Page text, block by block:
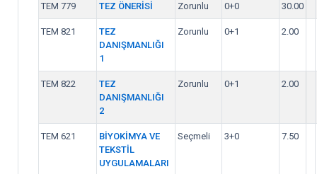
TEM 779 TEZ ÖNERİSİ Zorunlu 0+0 30.00
TEM 821
TEZ
DANIŞMANLIĞI
1
Zorunlu 0+1 2.00
TEM 822
TEZ
DANIŞMANLIĞI
2
Zorunlu 0+1 2.00
TEM 621
BİYOKİMYA VE
TEKSTİL
UYGULAMALARI
Seçmeli 3+0 7.50